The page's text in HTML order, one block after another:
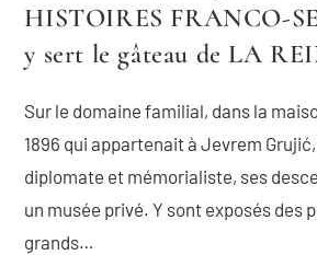
HISTOIRES FRANCO-
y sert le gâteau de LA
Sur le domaine familial, dans la
1896 qui appartenait à Jevrem
diplomate et mémorialiste, ses
un musée privé. Y sont exposés des
grands…